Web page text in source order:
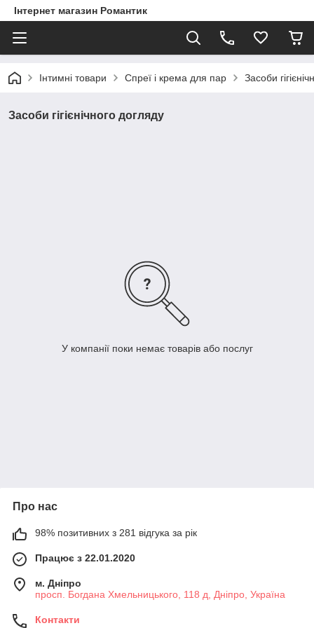
Інтернет магазин Романтик
Інтимні товари Спреї і крема для пар Засоби
Засоби гігієнічного догляду
У компанії поки немає товарів або послуг
Про нас
98% позитивних з 281 відгука за рік
Працює з 22.01.2020
м. Дніпро
просп. Богдана Хмельницького, 118 д, Дніпро, Україна
Контакти